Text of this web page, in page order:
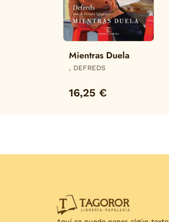
Mientras Duela
, DEFREDS
16,25 €